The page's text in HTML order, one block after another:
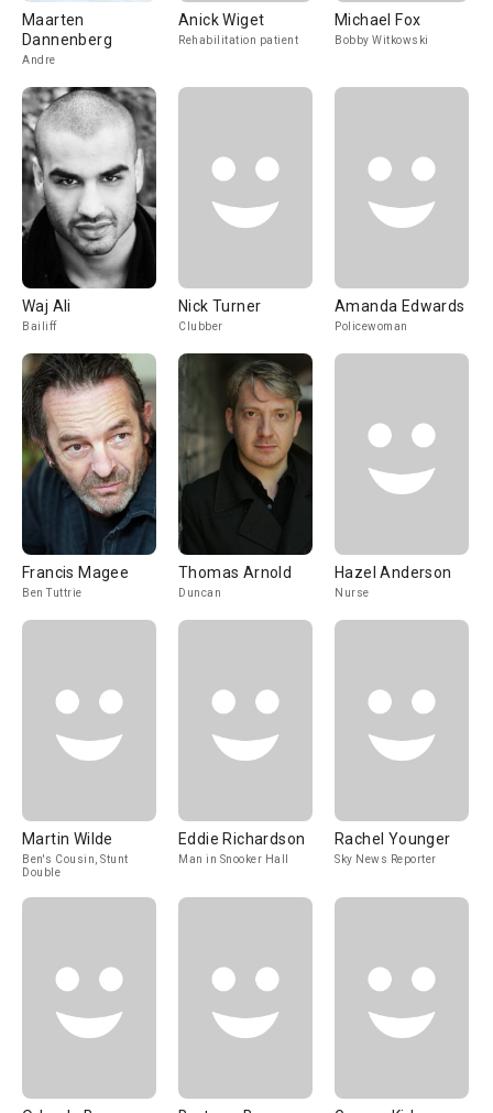
Maarten
Dannenberg
Andre
Anick Wiget
Rehabilitation patient
Michael Fox
Bobby Witkowski
Waj Ali
Bailiff
Nick Turner
Clubber
Amanda Edwards
Policewoman
Francis Magee
Ben Tuttrie
Thomas Arnold
Duncan
Hazel Anderson
Nurse
Martin Wilde
Ben's Cousin, Stunt
Double
Eddie Richardson
Man in Snooker Hall
Rachel Younger
Sky News Reporter